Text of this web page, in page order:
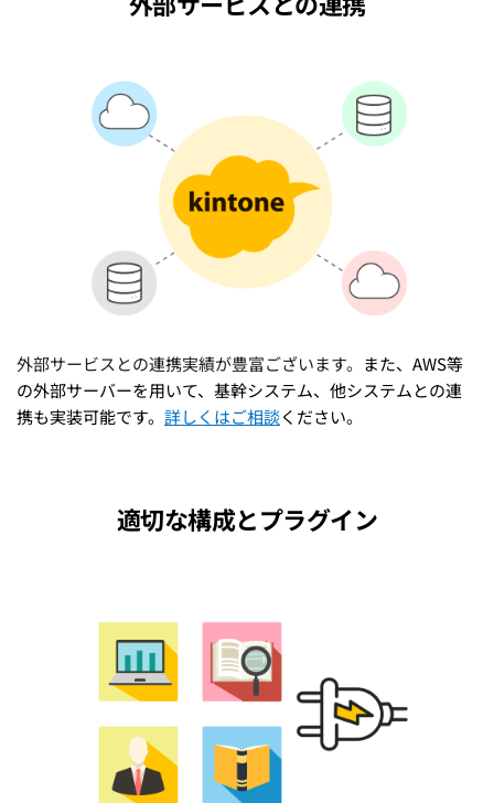
外部サービスとの連携実績が豊富ございます。 また、AWS等
の外部サーバーを用いて、基幹システム、他システムとの連
携も実装可能です。 詳しくはご相談ください。
適切な構成とプラグイン